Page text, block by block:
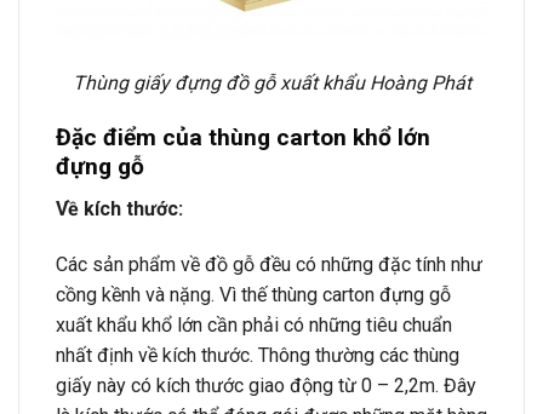
Thùng giấy đựng đồ gỗ xuất khẩu Hoàng Phát
Đặc điểm của thùng carton khổ lớn
đựng gỗ
Về kích thước:
Các sản phẩm về đồ gỗ đều có những đặc tính như
cồng kềnh và nặng. Vì thế thùng carton đựng gỗ
xuất khẩu khổ lớn cần phải có những tiêu chuẩn
nhất định về kích thước. Thông thường các thùng
giấy này có kích thước giao động từ 0 – 2,2m. Đây